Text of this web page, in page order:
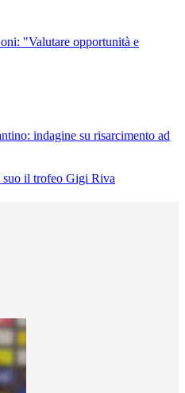
"Valutare opportunità e
indagine su risarcimento ad
il trofeo Gigi Riva